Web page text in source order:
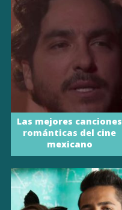
Las mejores canciones
románticas del cine
mexicano